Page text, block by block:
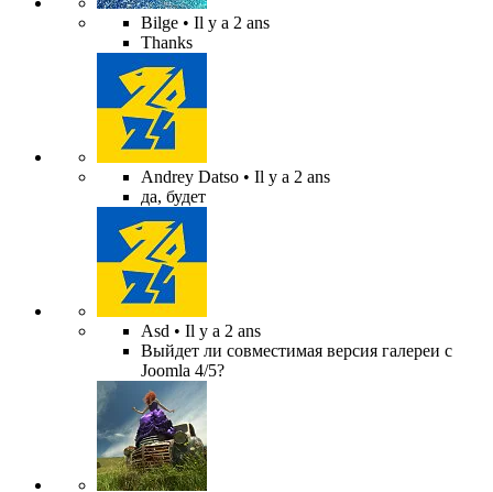
Bilge • Il y a 2 ans
Thanks
Andrey Datso • Il y a 2 ans
да, будет
Asd • Il y a 2 ans
Выйдет ли совместимая версия галереи с
Joomla 4/5?